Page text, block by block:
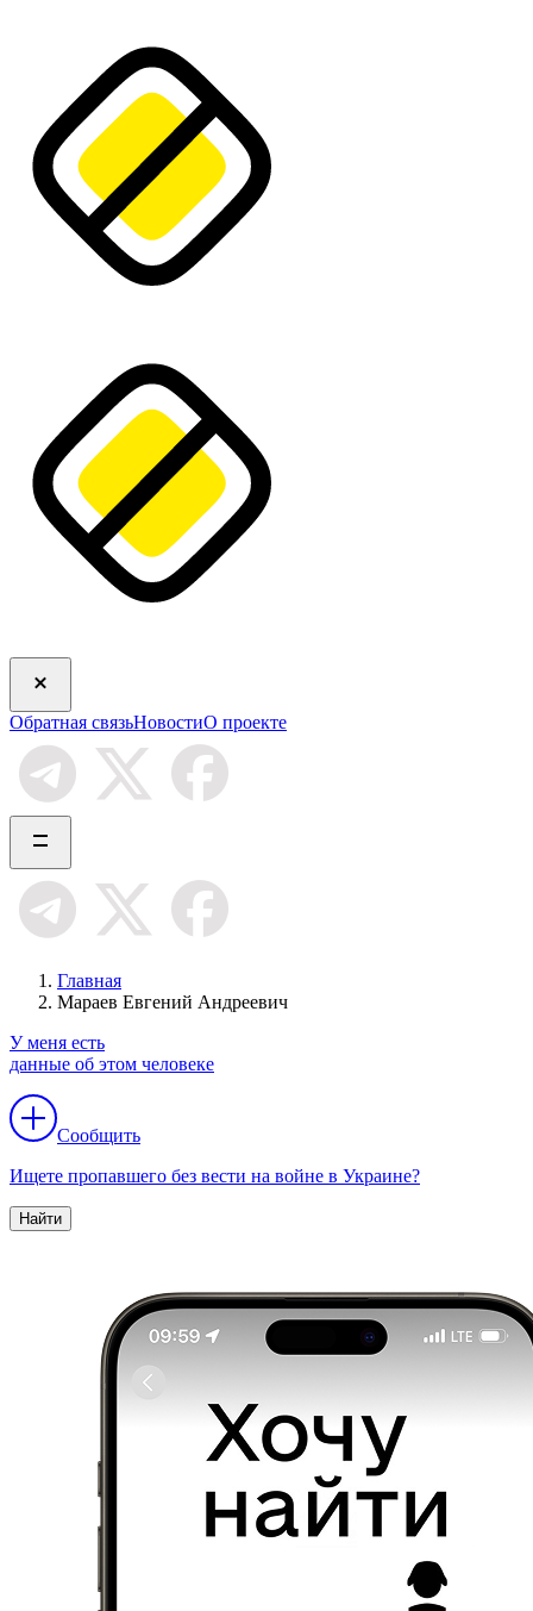
Обратная связьНовостиО проекте
Главная
Мараев Евгений Андреевич
У меня есть
данные об этом человеке
Сообщить
Ищете пропавшего без вести на войне в Украине?
Найти